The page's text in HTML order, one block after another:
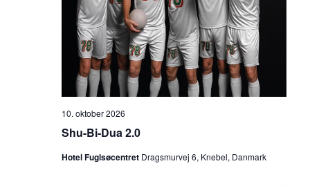
10. oktober 2026
Shu-Bi-Dua 2.0
Hotel Fuglsøcentret Dragsmurvej 6, Knebel, Danmark